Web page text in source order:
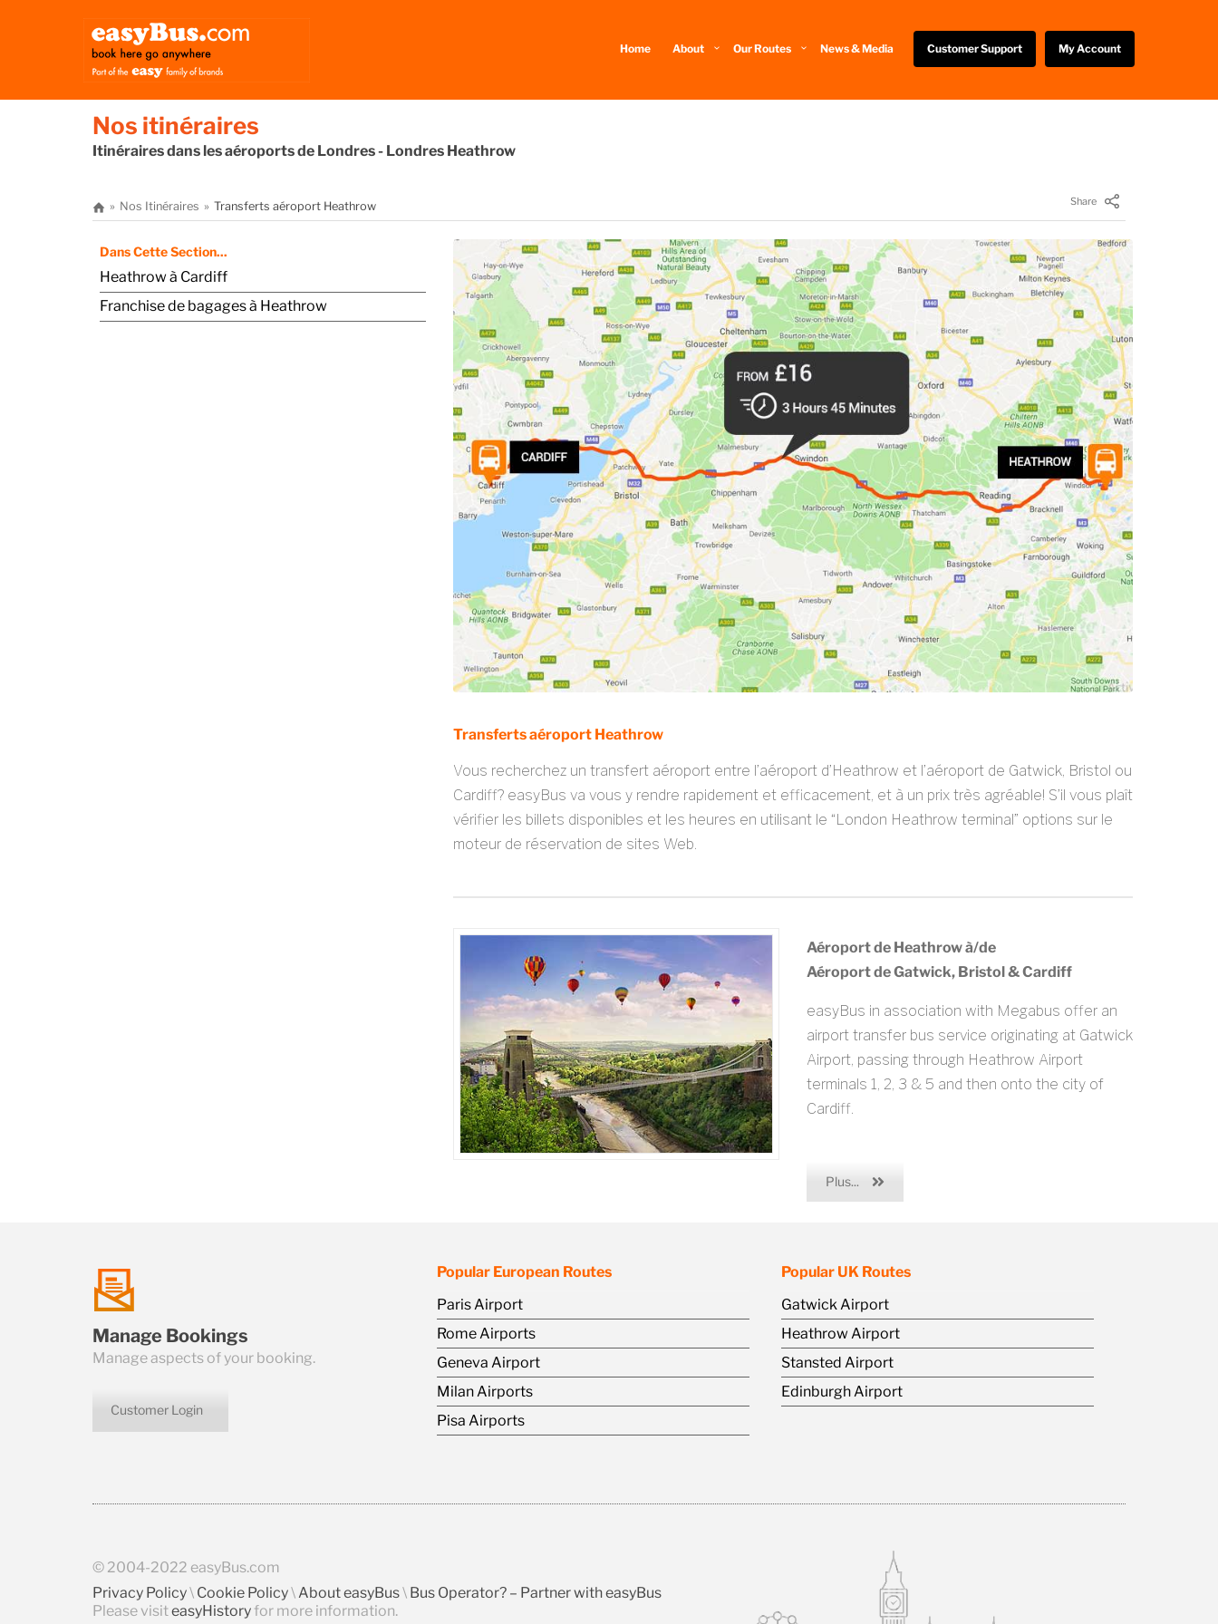
Home About Our Routes News & Media Customer Support My Account
Nos itinéraires
Itinéraires dans les aéroports de Londres - Londres Heathrow
Nos Itinéraires Transferts aéroport Heathrow Share
Dans Cette Section...
Heathrow à Cardiff
Franchise de bagages à Heathrow
Transferts aéroport Heathrow
Vous recherchez un transfert aéroport entre l’aéroport d’Heathrow et l’aéroport de Gatwick, Bristol ou
Cardiff? easyBus va vous y rendre rapidement et efficacement, et à un prix très agréable! S’il vous plaît
vérifier les billets disponibles et les heures en utilisant le “London Heathrow terminal” options sur le
moteur de réservation de sites Web.
Aéroport de Heathrow à/de
Aéroport de Gatwick, Bristol & Cardiff
easyBus in association with Megabus offer an
airport transfer bus service originating at Gatwick
Airport, passing through Heathrow Airport
terminals 1, 2, 3 & 5 and then onto the city of
Cardiff.
Plus...
us
Manage Bookings
Manage aspects of your booking.
Customer Login
Popular European Routes
Paris Airport
Rome Airports
Geneva Airport
Milan Airports
Pisa Airports
Popular UK Routes
Gatwick Airport
Heathrow Airport
Stansted Airport
Edinburgh Airport
© 2004-2022 easyBus.com
Privacy Policy\ Cookie Policy\ About easyBus\ Bus Operator? – Partner with easyBus
Please visiteasyHistoryfor more information.